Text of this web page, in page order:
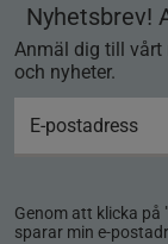
Nyhetsbrev!
Anmäl dig till vårt
och nyheter.
Genom att klicka på
sparar min e-